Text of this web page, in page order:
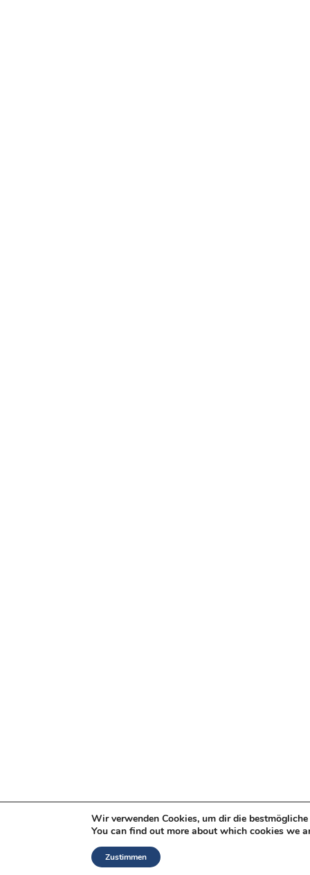
Wir verwenden Cookies, um dir die
You can find out more about which cookies we
Zustimmen